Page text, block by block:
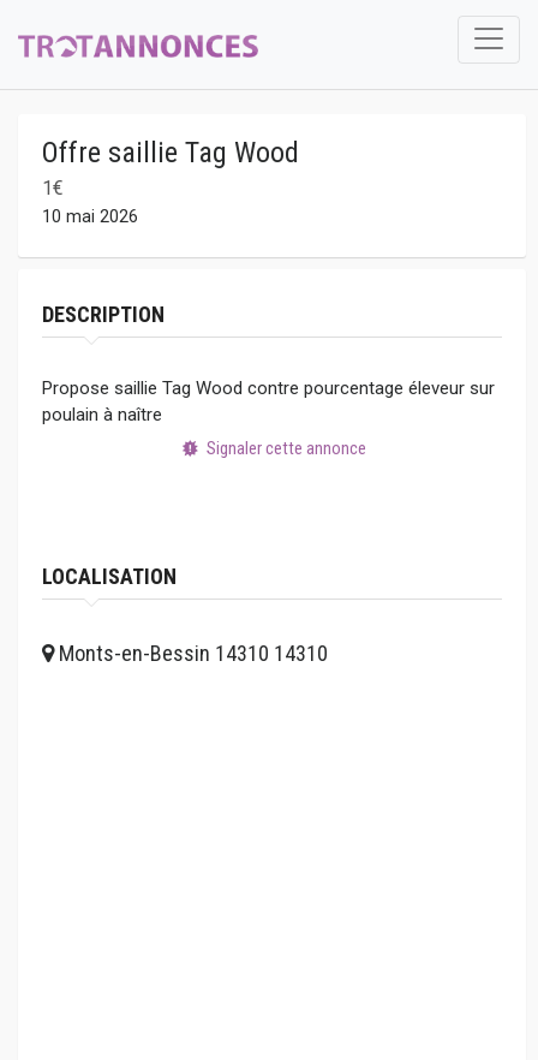
Offre saillie Tag Wood
1€
10 mai 2026
DESCRIPTION
Propose saillie Tag Wood contre pourcentage éleveur sur
poulain à naître
Signaler cette annonce
LOCALISATION
Monts-en-Bessin 14310 14310